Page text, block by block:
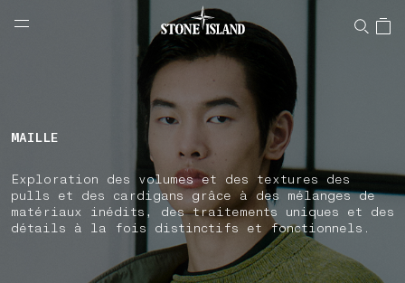
NAVIGATION.ARIA.GOTOMAINCONTENT
LABEL.SHOPPINGCOUNTRY BELGIQUE
MAILLE
Exploration des volumes et des textures des
pulls et des cardigans grâce à des mélanges de
matériaux inédits, des traitements uniques et des
détails à la fois distinctifs et fonctionnels.